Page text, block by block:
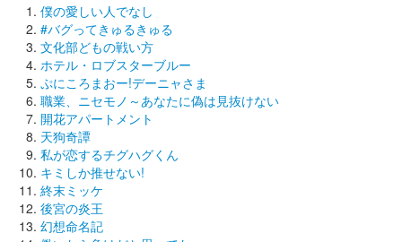
僕の愛しい人でなし
#バグってきゅるきゅる
文化部どもの戦い方
ホテル・ロブスターブルー
ぷにころまおー!デーニャさま
職業、ニセモノ～あなたに偽は見抜けない
開花アパートメント
天狗奇譚
私が恋するチグハグくん
キミしか推せない!
終末ミッケ
後宮の炎王
幻想命名記